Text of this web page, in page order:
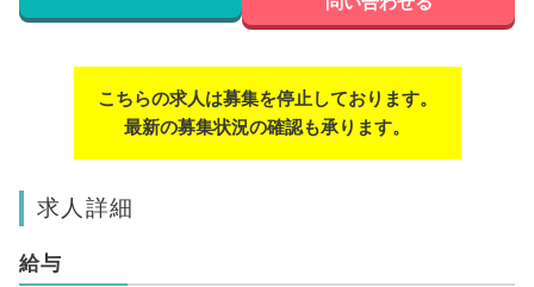
こちらの求人は募集を停止しております。
最新の募集状況の確認も承ります。
求人詳細
給与